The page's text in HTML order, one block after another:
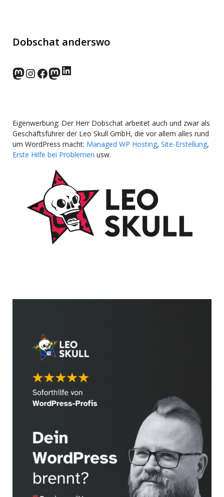
Dobschat anderswo
norden.social
Instagram
Facebook
wp-punks.social
LinkedIn
Eigenwerbung: Der Herr Dobschat arbeitet auch und zwar als
Geschäftsführer der Leo Skull GmbH, die vor allem alles rund
um WordPress macht: Managed WP Hosting, Site-Erstellung,
Erste Hilfe bei Problemen usw.